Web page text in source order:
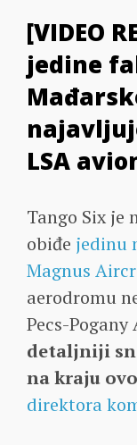
[VIDEO
jedine
LSA
Tango Six je
obiđe jedinu
Magnus
aerodromu
Pecs-
detaljniji
na kraju
direktora